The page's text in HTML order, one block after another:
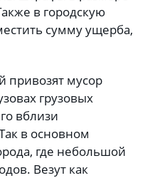
в городскую
сумму ущерба,
привозят мусор
грузовых
вблизи
в основном
где небольшой
Везут как